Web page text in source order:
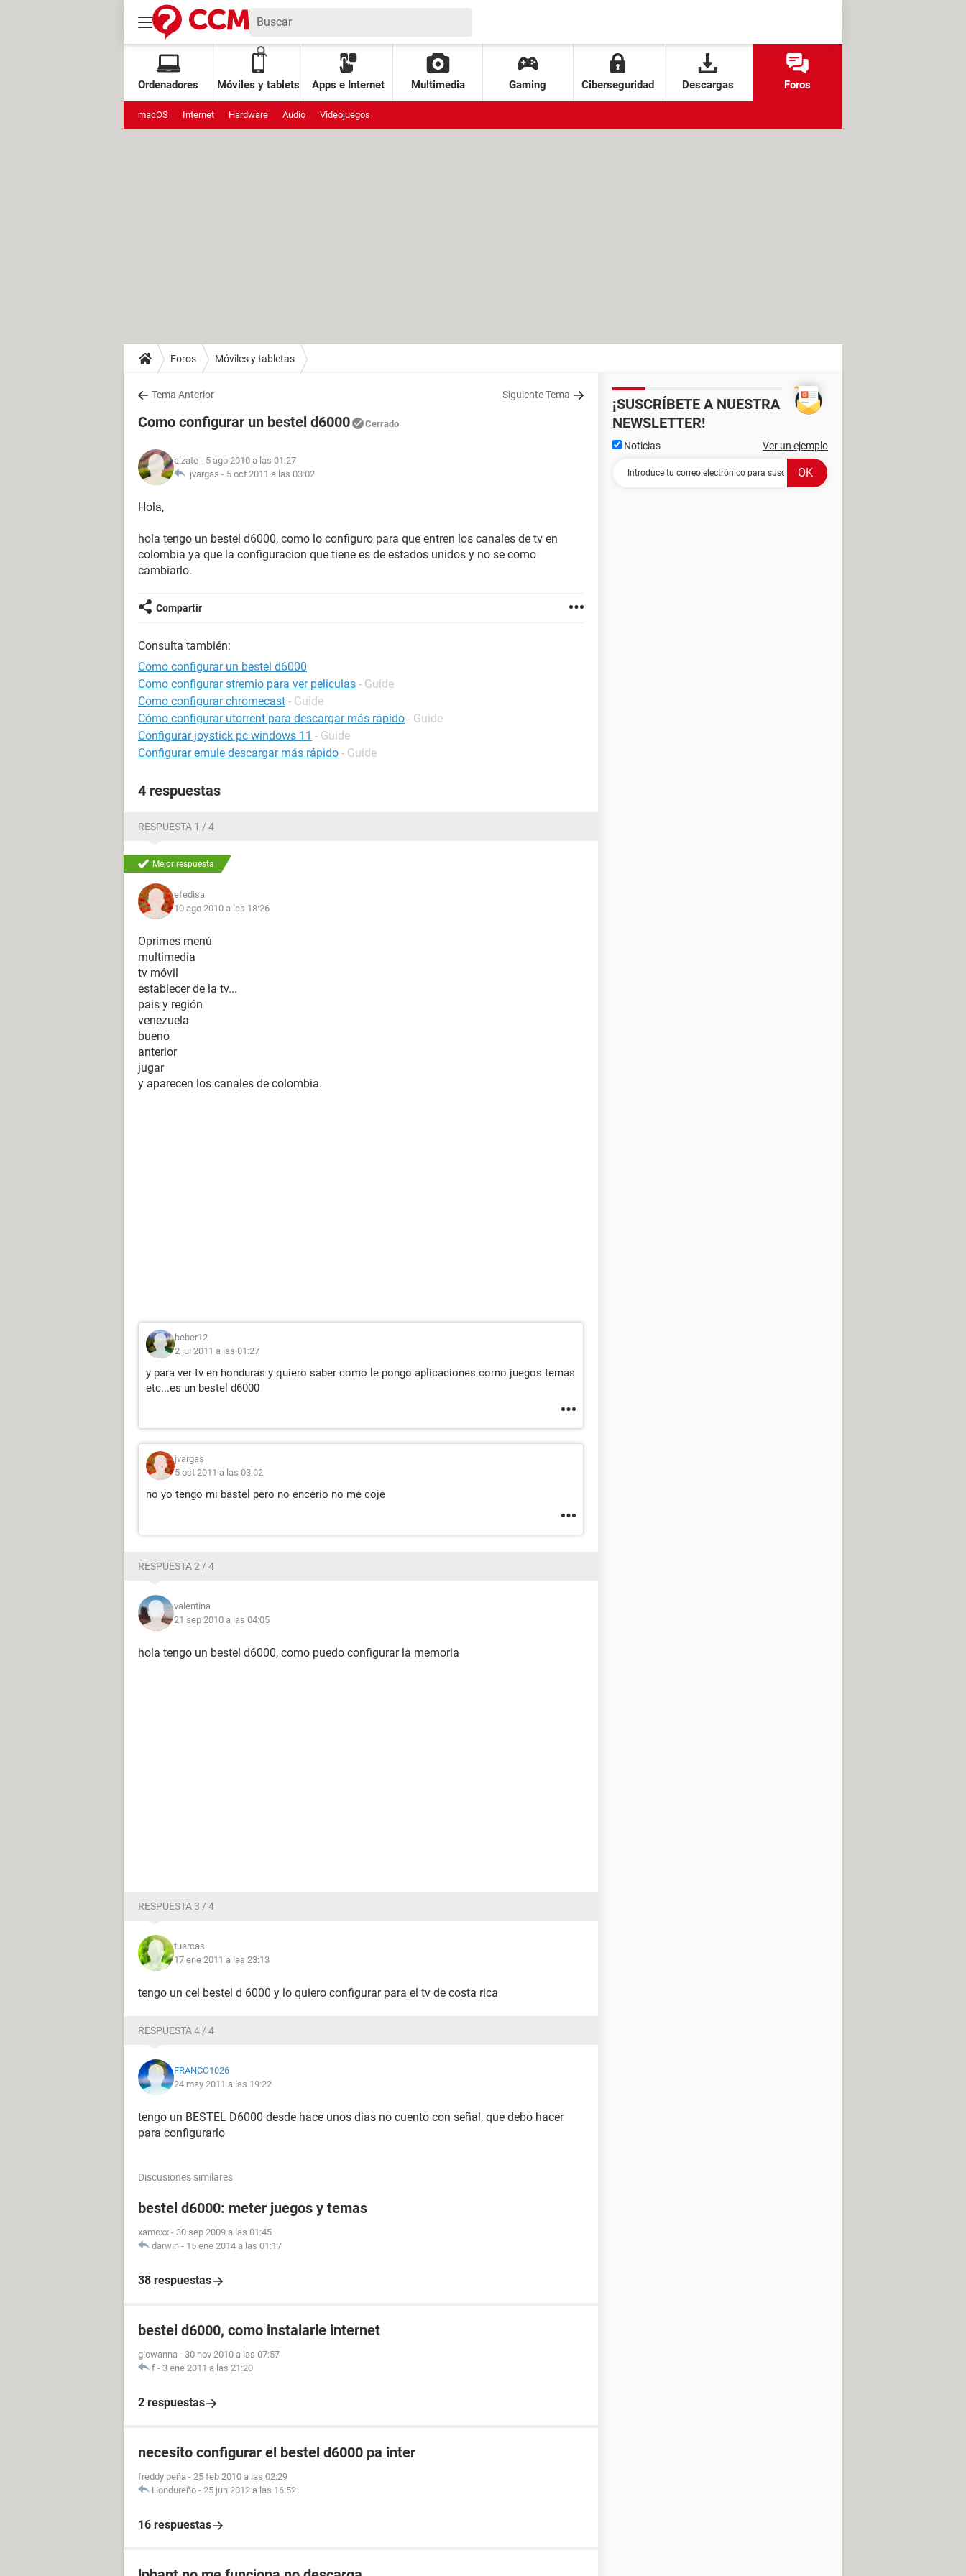
Ordenadores Móviles y tablets Apps e Internet Multimedia Gaming Ciberseguridad Descargas Foros
macOS Internet Hardware Audio Videojuegos
Foros Móviles y tabletas
Tema Anterior Siguiente Tema
Como configurar un bestel d6000 Cerrado
alzate - 5 ago 2010 a las 01:27
jvargas - 5 oct 2011 a las 03:02
Hola,
hola tengo un bestel d6000, como lo configuro para que entren los canales de tv en
colombia ya que la configuracion que tiene es de estados unidos y no se como
cambiarlo.
Compartir
Consulta también:
Como configurar un bestel d6000
Como configurar stremio para ver peliculas - Guide
Como configurar chromecast - Guide
Cómo configurar utorrent para descargar más rápido - Guide
Configurar joystick pc windows 11 - Guide
Configurar emule descargar más rápido - Guide
4 respuestas
RESPUESTA 1 / 4
Mejor respuesta
efedisa
10 ago 2010 a las 18:26
Oprimes menú
multimedia
tv móvil
establecer de la tv...
pais y región
venezuela
bueno
anterior
jugar
y aparecen los canales de colombia.
heber12
2 jul 2011 a las 01:27
y para ver tv en honduras y quiero saber como le pongo aplicaciones como juegos temas
etc...es un bestel d6000
jvargas
5 oct 2011 a las 03:02
no yo tengo mi bastel pero no encerio no me coje
RESPUESTA 2 / 4
valentina
21 sep 2010 a las 04:05
hola tengo un bestel d6000, como puedo configurar la memoria
RESPUESTA 3 / 4
tuercas
17 ene 2011 a las 23:13
tengo un cel bestel d 6000 y lo quiero configurar para el tv de costa rica
RESPUESTA 4 / 4
FRANCO1026
24 may 2011 a las 19:22
tengo un BESTEL D6000 desde hace unos dias no cuento con señal, que debo hacer
para configurarlo
Discusiones similares
bestel d6000: meter juegos y temas
xamoxx - 30 sep 2009 a las 01:45
darwin - 15 ene 2014 a las 01:17
38 respuestas
bestel d6000, como instalarle internet
giowanna - 30 nov 2010 a las 07:57
f - 3 ene 2011 a las 21:20
2 respuestas
necesito configurar el bestel d6000 pa inter
freddy peña - 25 feb 2010 a las 02:29
Hondureño - 25 jun 2012 a las 16:52
16 respuestas
¡SUSCRÍBETE A NUESTRA
NEWSLETTER!
Noticias Ver un ejemplo